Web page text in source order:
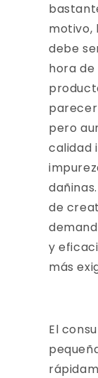
motivo,
debe
hora
pero
calidad
de
y
más
El